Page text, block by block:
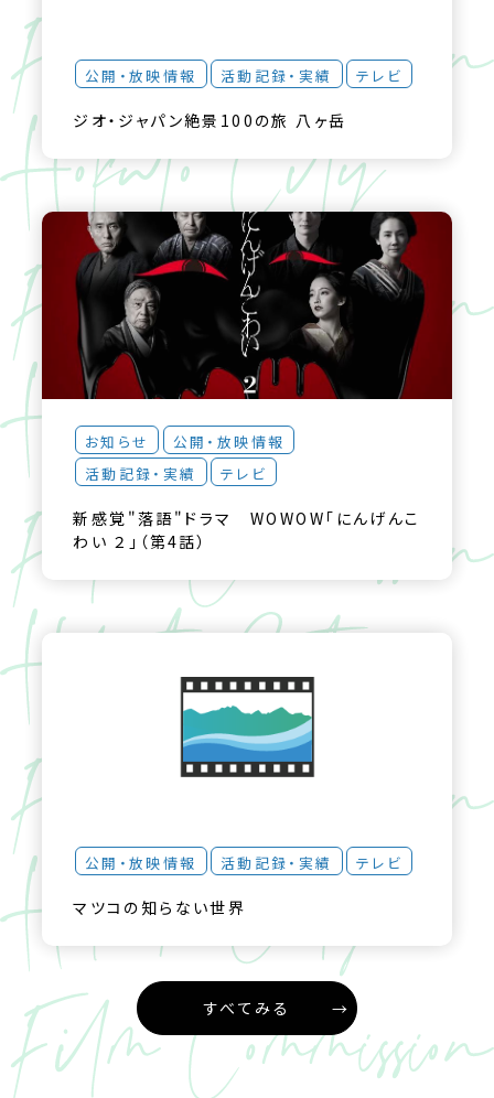
公開・放映情報 活動記録・実績 テレビ
ジオ・ジャパン絶景100の旅 八ヶ岳
お知らせ
公開・放映情報
活動記録・実績
テレビ
新感覚"落語"ドラマ WOWOW「にんげんこ
わい ２」（第4話）
公開・放映情報 活動記録・実績 テレビ
マツコの知らない世界
すべてみる